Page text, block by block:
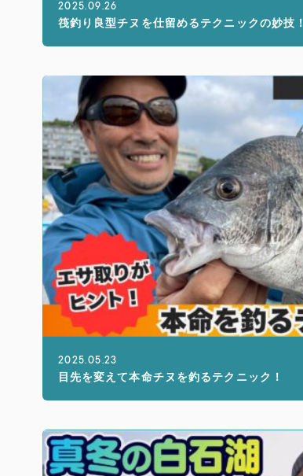
2025.09.26
筏釣り良型チヌを仕留めるテクニックの妙技！
2025.05.23
目先を変えて本命チヌを釣るテクニック！